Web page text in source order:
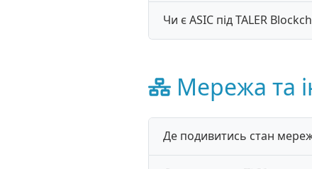
Чи є ASIC під TALER
Мережа та
Де подивитись стан